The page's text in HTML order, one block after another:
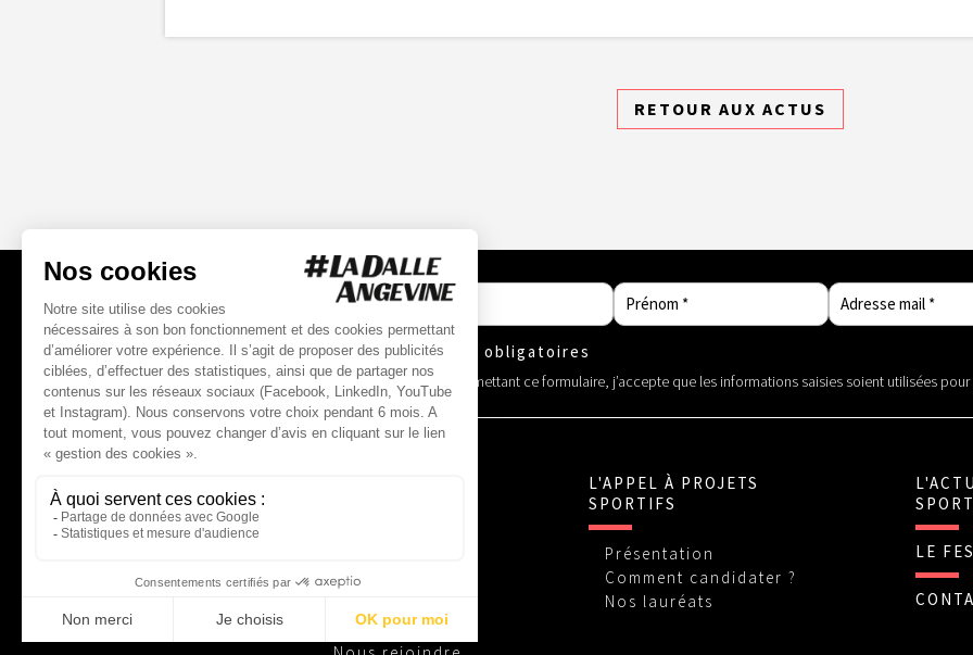
RETOUR AUX ACTUS
À LA NEWSLETTER
*Champs obligatoires
En soumettant ce formulaire, j’accepte que les informations saisies soient utilisées
Nos
Nospartenaires
L'APPEL À PROJETS
SPORTIFS
Présentation
Comment candidater ?
Nos lauréats
LE